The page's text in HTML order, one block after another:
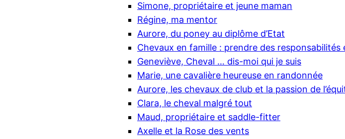
Simone, propriétaire et jeune maman
Régine, ma mentor
Aurore, du poney au diplôme d’Etat
Chevaux en famille : prendre des responsabilités
Geneviève, Cheval … dis-moi qui je suis
Marie, une cavalière heureuse en randonnée
Aurore, les chevaux de club et la passion de
Clara, le cheval malgré tout
Maud, propriétaire et saddle-fitter
Axelle et la Rose des vents